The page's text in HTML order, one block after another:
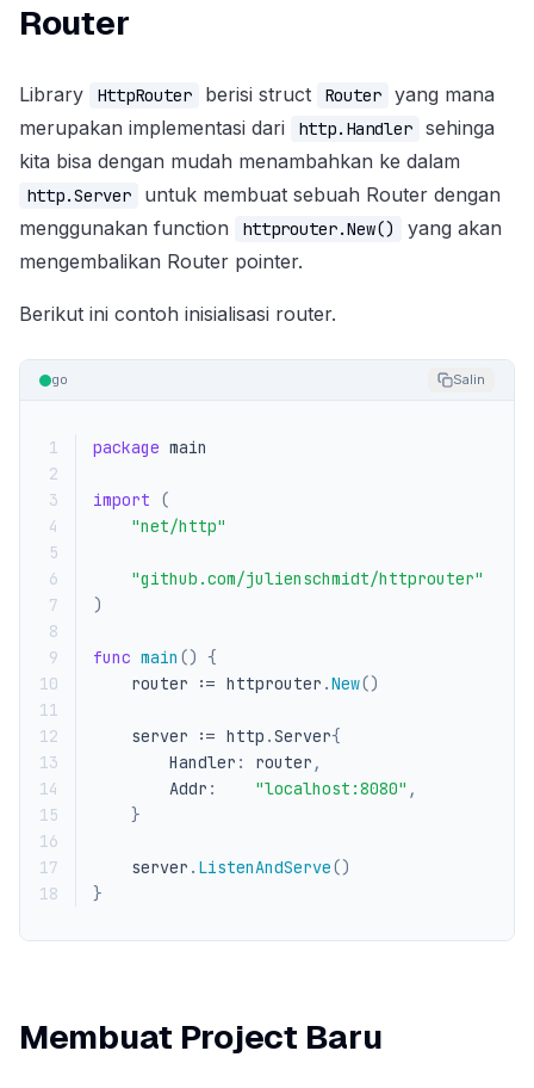
Router
Library HttpRouter berisi struct Router
yang mana
merupakan implementasi dari
http.Handler
sehinga
kita bisa dengan mudah menambahkan ke dalam
http.Server
untuk membuat sebuah Router dengan
menggunakan function
httprouter.New()
yang akan
mengembalikan Router pointer.
Berikut ini contoh inisialisasi router.
go Salin
1 package main
2
3
import
(
4
"net/http"
5
6
"github.com/julienschmidt/httprouter"
7
)
8
9
func main () {
10
router := httprouter .New()
11
12
server := http .Server{
13
Handler : router ,
14
Addr : "localhost:8080" ,
15
}
16
17
server . ListenAndServe()
18
}
Membuat Project Baru